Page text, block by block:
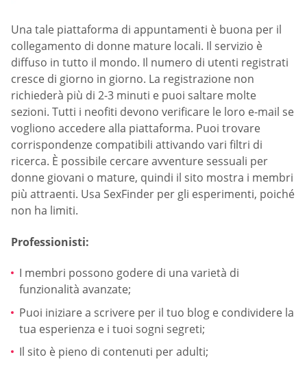
Una tale piattaforma di appuntamenti è buona per il
collegamento di donne mature locali. Il servizio è
diffuso in tutto il mondo. Il numero di utenti registrati
cresce di giorno in giorno. La registrazione non
richiederà più di 2-3 minuti e puoi saltare molte
sezioni. Tutti i neofiti devono verificare le loro e-mail se
vogliono accedere alla piattaforma. Puoi trovare
corrispondenze compatibili attivando vari filtri di
ricerca. È possibile cercare avventure sessuali per
donne giovani o mature, quindi il sito mostra i membri
più attraenti. Usa SexFinder per gli esperimenti, poiché
non ha limiti.
Professionisti:
I membri possono godere di una varietà di
funzionalità avanzate;
Puoi iniziare a scrivere per il tuo blog e condividere la
tua esperienza e i tuoi sogni segreti;
Il sito è pieno di contenuti per adulti;